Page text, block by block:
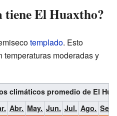
tiene El Huaxtho?
templado. Esto
moderadas y
climáticos promedio de El
Abr. May. Jun. Jul. Ago. Sep.